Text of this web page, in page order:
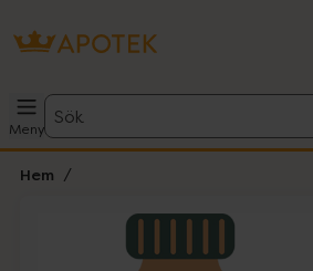
Meny
Sök
Hem
Lista: . Innehåller 1 objekt.